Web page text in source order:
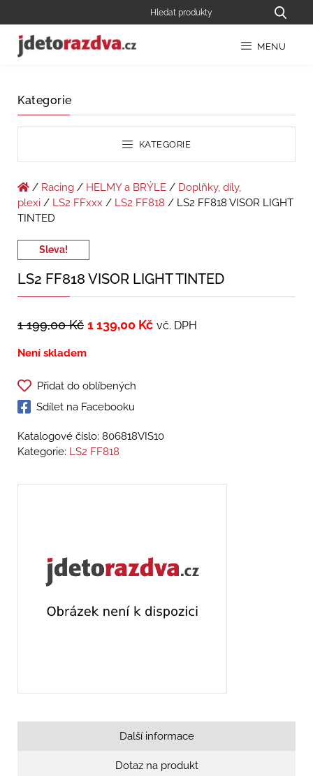
MENU
Kategorie
KATEGORIE
/ Racing / HELMY a BRÝLE / Doplňky, díly,
plexi / LS2 FFxxx / LS2 FF818 / LS2 FF818 VISOR LIGHT
TINTED
Sleva!
LS2 FF818 VISOR LIGHT TINTED
1 199,00Kč 1 139,00 Kč vč. DPH
Není skladem
Přidat do oblíbených
Sdílet na Facebooku
Katalogové číslo: 806818VIS10
Kategorie: LS2 FF818
Další informace
Dotaz na produkt